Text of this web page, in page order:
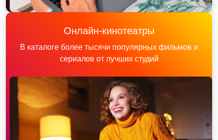
Онлайн-кинотеатры
В каталоге более тысячи популярных фильмов и
сериалов от лучших студий